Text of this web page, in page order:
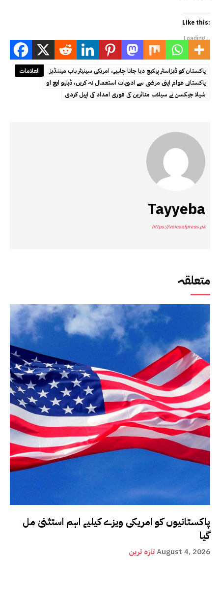
متعلقہ
پاکستانیوں کو امریکی ویزے کیلیے اہم استثنیٰ مل
گیا
تازہ ترینAugust 4, 2026
Like this:
Loading...
العلامات
پاکستان کو ڈیزاسٹر پیکیج دیا جانا چاہیے، امریکی سینیٹر باب میننڈیز
پاکستانی عوام اپنی مرضی سے ادویات استعمال نہ کریں، ڈبلیو ایچ او
شیلا جیکسن نے سیلاب متاثرین کی فوری امداد کی اپیل کردی
Tayyeba
https://voiceofpress.pk